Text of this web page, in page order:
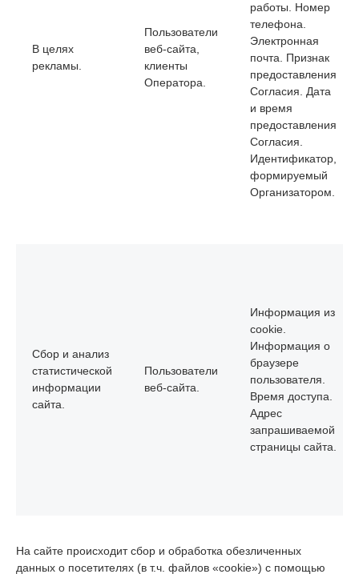
В целях
рекламы.
Пользователи
веб-сайта,
клиенты
Оператора.
работы. Номер
телефона.
Электронная
почта. Признак
предоставления
Согласия. Дата
и время
предоставления
Согласия.
Идентификатор,
формируемый
Организатором.
Сбор и анализ
статистической
информации
сайта.
Пользователи
веб-сайта.
Информация из
cookie.
Информация о
браузере
пользователя.
Время доступа.
Адрес
запрашиваемой
страницы сайта.
На сайте происходит сбор и обработка обезличенных
данных о посетителях (в т.ч. файлов «cookie») с помощью